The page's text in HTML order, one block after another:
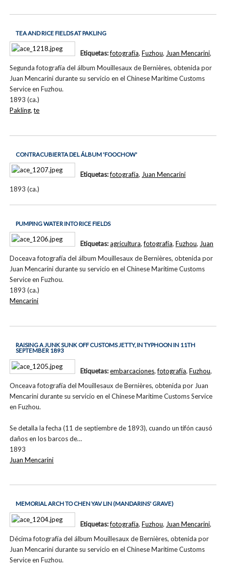
TEA AND RICE FIELDS AT PAKLING
Segunda fotografía del álbum Mouillesaux de Bernières, obtenida por
Juan Mencarini durante su servicio en el Chinese Maritime Customs
Service en Fuzhou.
1893 (ca.)
Etiquetas:fotografía, Fuzhou, Juan Mencarini,
Pakling,te
CONTRACUBIERTA DEL ÁLBUM 'FOOCHOW'
1893 (ca.)
Etiquetas:fotografía, Juan Mencarini
PUMPING WATER INTO RICE FIELDS
Doceava fotografía del álbum Mouillesaux de Bernières, obtenida por
Juan Mencarini durante su servicio en el Chinese Maritime Customs
Service en Fuzhou.
1893 (ca.)
Etiquetas:agricultura,fotografía, Fuzhou, Juan
Mencarini
RAISING A JUNK SUNK OFF CUSTOMS JETTY, IN TYPHOON IN 11TH
SEPTEMBER 1893
Onceava fotografía del Mouillesaux de Bernières, obtenida por Juan
Mencarini durante su servicio en el Chinese Maritime Customs Service
en Fuzhou.
Se detalla la fecha (11 de septiembre de 1893), cuando un tifón causó
daños en los barcos de…
1893
Etiquetas:embarcaciones,fotografía, Fuzhou,
Juan Mencarini
MEMORIAL ARCH TO CHEN YAV LIN (MANDARINS' GRAVE)
Décima fotografía del álbum Mouillesaux de Bernières, obtenida por
Juan Mencarini durante su servicio en el Chinese Maritime Customs
Service en Fuzhou.
Etiquetas:fotografía, Fuzhou, Juan Mencarini,